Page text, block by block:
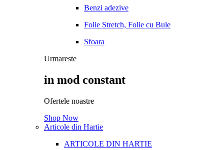
Benzi adezive
Folie Stretch, Folie cu Bule
Sfoara
Urmareste
in mod constant
Ofertele noastre
Shop Now
Articole din Hartie
ARTICOLE DIN HARTIE